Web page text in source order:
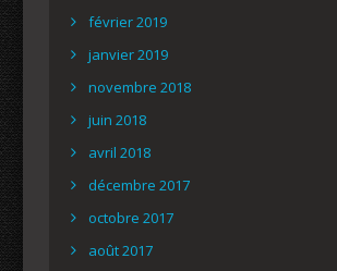
février 2019
janvier 2019
novembre 2018
juin 2018
avril 2018
décembre 2017
octobre 2017
août 2017